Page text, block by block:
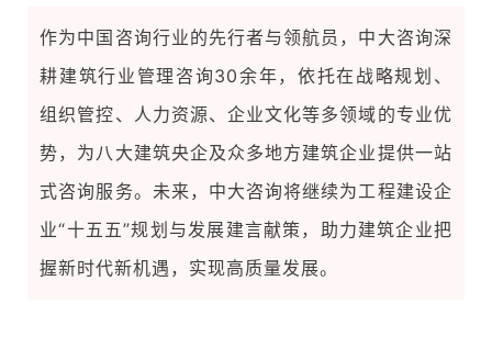
作为中国咨询行业的先行者与领航员，中大咨询深
耕建筑行业管理咨询30余年，依托在战略规划、
组织管控、人力资源、企业文化等多领域的专业优
势，为八大建筑央企及众多地方建筑企业提供一站
式咨询服务。未来，中大咨询将继续为工程建设企
业“十五五”规划与发展建言献策，助力建筑企业把
握新时代新机遇，实现高质量发展。